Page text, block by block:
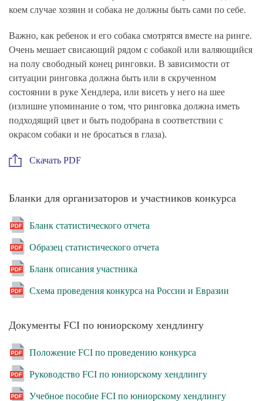
коем случае хозяин и собака не должны быть сами по себе.
Важно, как ребенок и его собака смотрятся вместе на ринге.
Очень мешает свисающий рядом с собакой или валяющийся
на полу свободный конец ринговки. В зависимости от
ситуации ринговка должна быть или в скрученном
состоянии в руке Хендлера, или висеть у него на шее
(излишне упоминание о том, что ринговка должна иметь
подходящий цвет и быть подобрана в соответствии с
окрасом собаки и не бросаться в глаза).
Скачать PDF
Бланки для организаторов и участников конкурса
Бланк статистического отчета
Образец статистического отчета
Бланк описания участника
Схема проведения конкурса на России и Евразии
Документы FCI по юниорскому хендлингу
Положение FCI по проведению конкурса
Руководство FCI по юниорскому хендлингу
Учебное пособие FCI по юниорскому хендлингу